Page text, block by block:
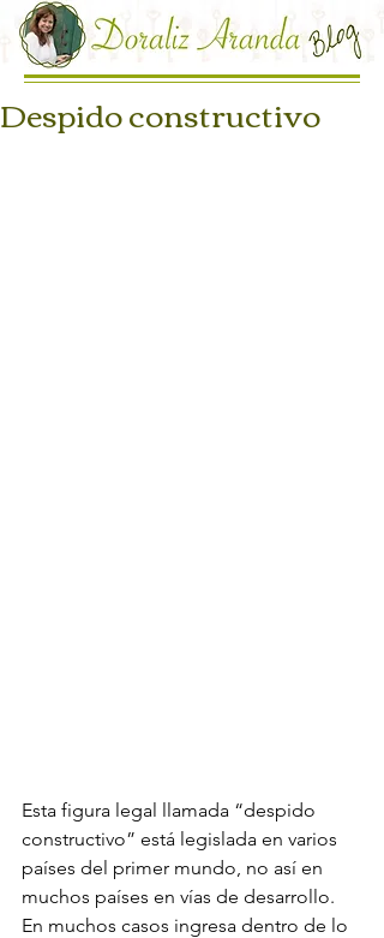
Despido constructivo
Esta figura legal llamada “despido
constructivo” está legislada en varios
países del primer mundo, no así en
muchos países en vías de desarrollo.
En muchos casos ingresa dentro de lo